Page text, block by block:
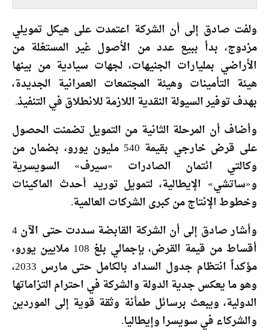
ولفت صادق إلى أن الشركة اعتمدت على هيكل تمويلي
مزدوج، بدأ ببيع عدد من الأصول غير المستغلة من
الأراضي بمليارات الجنيهات، لجهات سيادية من بينها
هيئة التأمينات وهيئة المجتمعات العمرانية الجديدة،
بهدف توفير السيولة النقدية اللازمة للانطلاق في التنفيذ.
وأضاف أن المرحلة الثانية من التمويل تضمنت الحصول
على قرض خارجي بقيمة 540 مليون يورو، بضمان من
وكالتي ائتمان الصادرات «سيرف» السويسرية
و«ساتشي» الإيطالية، لتمويل توريد أحدث الماكينات
وخطوط الإنتاج من كبرى الشركات العالمية.
وأشار صادق إلى أن الشركة القابضة سددت حتى الآن 4
أقساط من قيمة القرض، بإجمالي بلغ 108 ملايين يورو،
مؤكداً انتظام جدول السداد بالكامل حتى مارس 2033،
وهو ما يعكس جدية الدولة والشركة في احترام التزاماتها
الدولية، ويبعث برسائل طمأنة وثقة قوية إلى الموردين
والشركاء في سويسرا وإيطاليا.